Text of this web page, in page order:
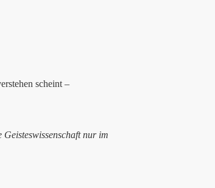
scheint –
nur im